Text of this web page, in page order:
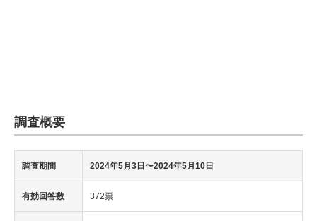
調査概要
調査期間 2024年5月3日〜2024年5月10日
有効回答数 372票